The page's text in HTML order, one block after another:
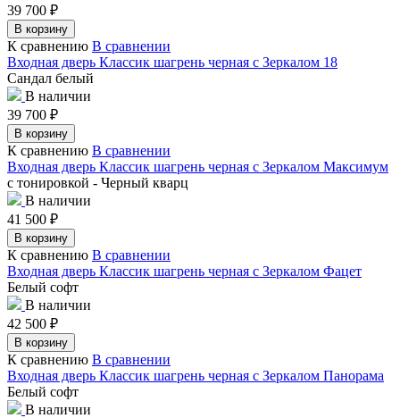
39 700 ₽
В корзину
К сравнению В сравнении
Входная дверь Классик шагрень черная с Зеркалом 18
Сандал белый
В наличии
39 700 ₽
В корзину
К сравнению В сравнении
Входная дверь Классик шагрень черная с Зеркалом Максимум
с тонировкой - Черный кварц
В наличии
41 500 ₽
В корзину
К сравнению В сравнении
Входная дверь Классик шагрень черная с Зеркалом Фацет
Белый софт
В наличии
42 500 ₽
В корзину
К сравнению В сравнении
Входная дверь Классик шагрень черная с Зеркалом Панорама
Белый софт
В наличии